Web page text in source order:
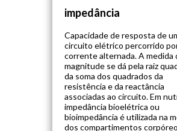
impedância
Capacidade de resposta de
circuito elétrico percorrido
corrente alternada. A medida
magnitude se dá pela raiz
da soma dos quadrados da
resistência e da reactância
associadas ao circuito. Em
impedância bioelétrica ou
bioimpedância é utilizada na
dos compartimentos